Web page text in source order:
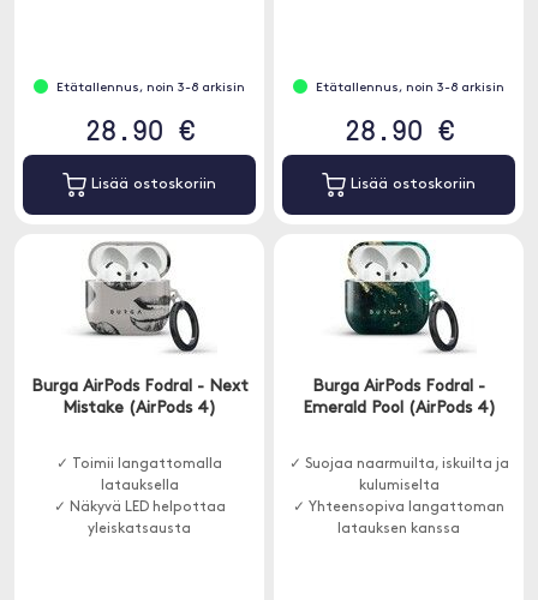
Etätallennus, noin 3-8 arkisin
28.90 €
Lisää ostoskoriin
Etätallennus, noin 3-8 arkisin
28.90 €
Lisää ostoskoriin
Burga AirPods Fodral - Next
Mistake (AirPods 4)
✓ Toimii langattomalla
latauksella
✓ Näkyvä LED helpottaa
yleiskatsausta
Burga AirPods Fodral -
Emerald Pool (AirPods 4)
✓ Suojaa naarmuilta, iskuilta ja
kulumiselta
✓ Yhteensopiva langattoman
latauksen kanssa